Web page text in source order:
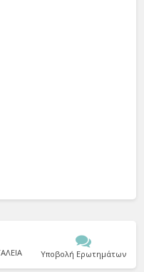
Υποβολή Ερωτημάτων